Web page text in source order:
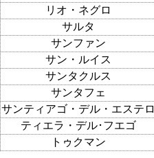
リオ・ネグロ
サルタ
サンファン
サン・ルイス
サンタクルス
サンタフェ
サンティアゴ・デル・エステロ
ティエラ・デル･フエゴ
トゥクマン